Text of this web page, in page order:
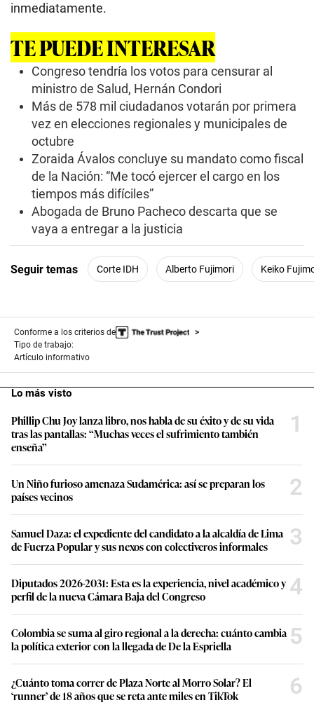
inmediatamente.
TE PUEDE INTERESAR
Congreso tendría los votos para censurar al
ministro de Salud, Hernán Condori
Más de 578 mil ciudadanos votarán por primera
vez en elecciones regionales y municipales de
octubre
Zoraida Ávalos concluye su mandato como fiscal
de la Nación: “Me tocó ejercer el cargo en los
tiempos más difíciles”
Abogada de Bruno Pacheco descarta que se
vaya a entregar a la justicia
Seguir temas Corte IDH Alberto Fujimori Keiko
Conforme a los criterios de
Tipo de trabajo:
Artículo informativo
Lo más visto
Phillip Chu Joy lanza libro, nos habla de su éxito y de su vida
tras las pantallas: “Muchas veces el sufrimiento también
enseña”
1
Un Niño furioso amenaza Sudamérica: así se preparan los
países vecinos
2
Samuel Daza: el expediente del candidato a la alcaldía de Lima
de Fuerza Popular y sus nexos con colectiveros informales
3
Diputados 2026-2031: Esta es la experiencia, nivel académico y
perfil de la nueva Cámara Baja del Congreso
4
Colombia se suma al giro regional a la derecha: cuánto cambia
la política exterior con la llegada de De la Espriella
5
¿Cuánto toma correr de Plaza Norte al Morro Solar? El
‘runner’ de 18 años que se reta ante miles en TikTok
6